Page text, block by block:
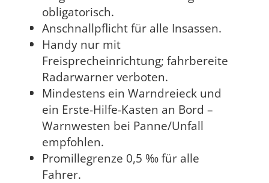
obligatorisch.
Anschnallpflicht für alle Insassen.
Handy nur mit
Freisprecheinrichtung; fahrbereite
Radarwarner verboten.
Mindestens ein Warndreieck und
ein Erste-Hilfe-Kasten an Bord –
Warnwesten bei Panne/Unfall
empfohlen.
Promillegrenze 0,5 ‰ für alle
Fahrer.